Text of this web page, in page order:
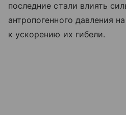
последние стали влиять
антропогенного давления
к ускорению их гибели.